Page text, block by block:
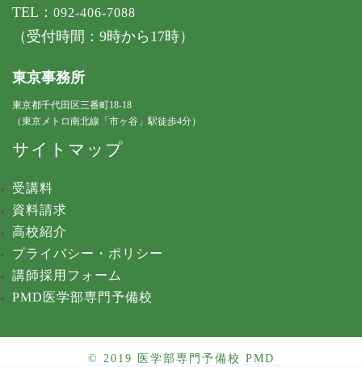
TEL： 092-406-7088
（受付時間：9時から17時）
東京事務所
東京都千代田区三番町18-18
（東京メトロ南北線「市ヶ谷」駅徒歩4分）
サイトマップ
受講料
資料請求
高校紹介
プライバシー・ポリシー
講師採用フォーム
PMD医学部専門予備校
© 2019 医学部専門予備校 PMD